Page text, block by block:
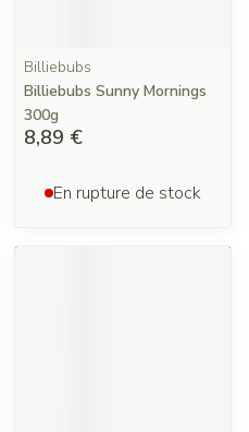
Billiebubs
Billiebubs Sunny Mornings
300g
8,89 €
En rupture de stock